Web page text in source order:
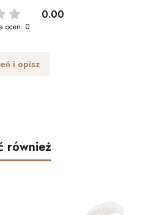
0.00
ocen: 0
i opisz
również